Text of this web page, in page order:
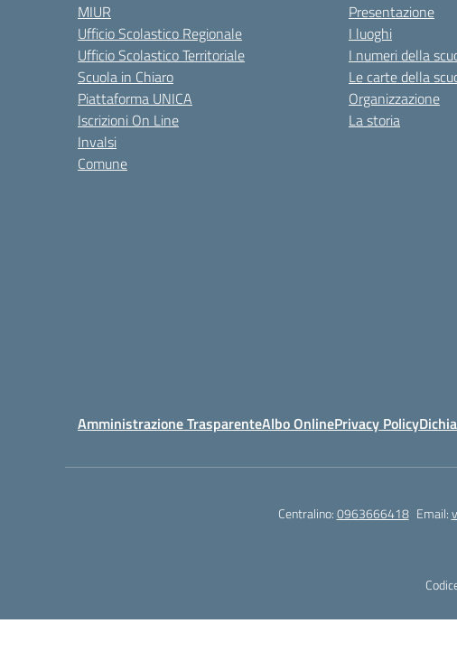
MIUR
Ufficio Scolastico Regionale
Ufficio Scolastico Territoriale
Scuola in Chiaro
Piattaforma UNICA
Iscrizioni On Line
Invalsi
Comune
Presentazione
I luoghi
I numeri della
Le carte della
Organizzazione
La storia
Amministrazione TrasparenteAlbo OnlinePrivacy Policy
Centralino:0963666418 Email: